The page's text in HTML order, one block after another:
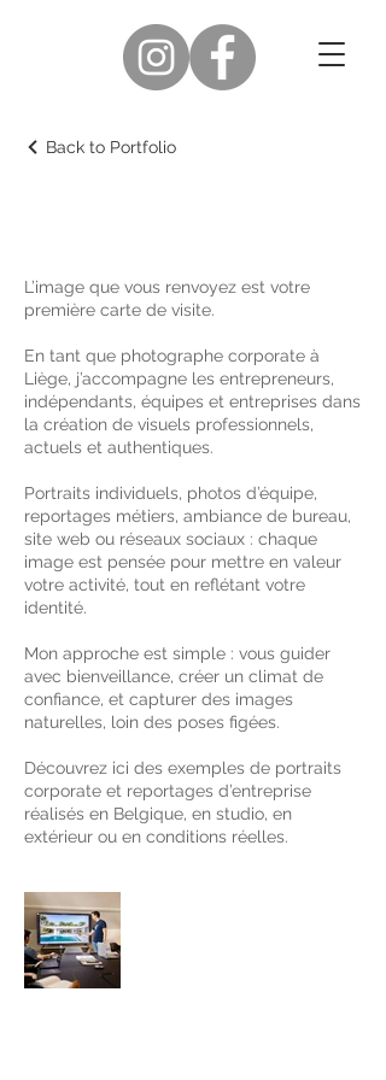
Back to Portfolio
L’image que vous renvoyez est votre
première carte de visite.
En tant que photographe corporate à
Liège, j’accompagne les entrepreneurs,
indépendants, équipes et entreprises dans
la création de visuels professionnels,
actuels et authentiques.
Portraits individuels, photos d’équipe,
reportages métiers, ambiance de bureau,
site web ou réseaux sociaux : chaque
image est pensée pour mettre en valeur
votre activité, tout en reflétant votre
identité.
Mon approche est simple : vous guider
avec bienveillance, créer un climat de
confiance, et capturer des images
naturelles, loin des poses figées.
Découvrez ici des exemples de portraits
corporate et reportages d’entreprise
réalisés en Belgique, en studio, en
extérieur ou en conditions réelles.